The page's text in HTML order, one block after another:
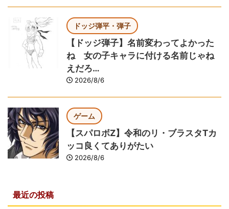
ドッジ弾平・弾子
【ドッジ弾子】名前変わってよかった
ね 女の子キャラに付ける名前じゃね
えだろ…
2026/8/6
ゲーム
【スパロボZ】令和のリ・ブラスタTカ
ッコ良くてありがたい
2026/8/6
最近の投稿